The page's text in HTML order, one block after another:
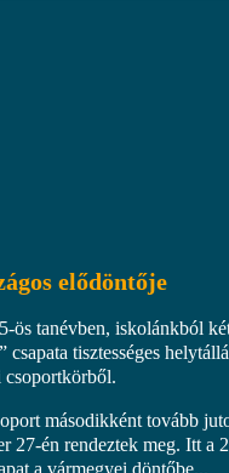
elődöntője
ös tanévben, iskolánkból
tisztességes
csoportkörből.
másodikként tovább
27-én rendeztek meg. Itt a
a vármegyei döntőbe...